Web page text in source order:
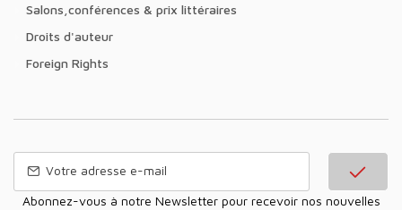
Salons,conférences & prix littéraires
Droits d'auteur
Foreign Rights
Abonnez-vous à notre Newsletter pour recevoir nos nouvelles